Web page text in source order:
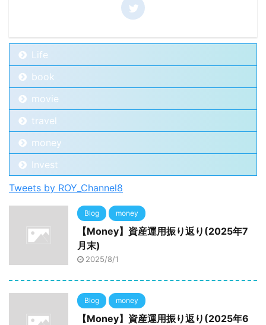
Life
book
movie
travel
money
Invest
Tweets by ROY_Channel8
Blog money
【Money】資産運用振り返り(2025年7
月末)
2025/8/1
Blog money
【Money】資産運用振り返り(2025年6